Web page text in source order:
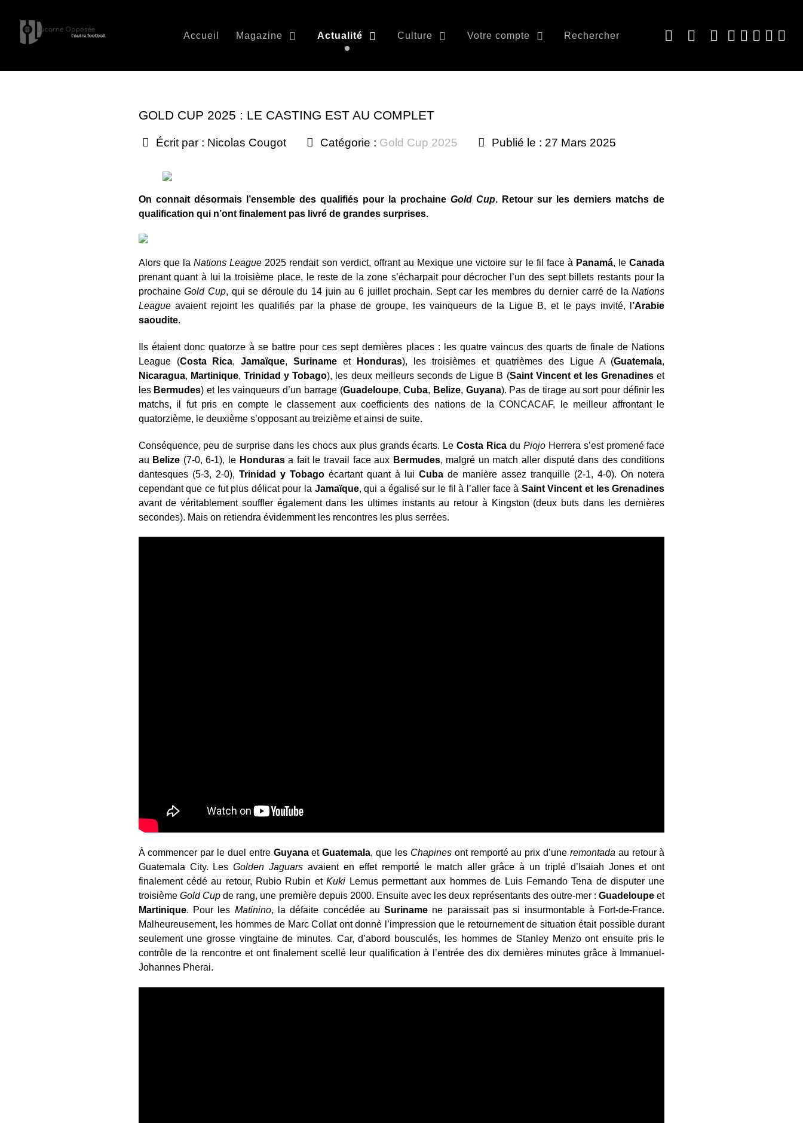
Accueil Magazine Actualité Culture Votre compte Rechercher
GOLD CUP 2025 : LE CASTING EST AU COMPLET
Écrit par : Nicolas Cougot Catégorie : Gold Cup 2025 Publié le : 27 Mars 2025
On connait désormais l’ensemble des qualifiés pour la prochaineGold Cup. Retour sur les derniers matchs de
qualification qui n’ont finalement pas livré de grandes surprises.
Alors que la Nations League 2025 rendait son verdict, offrant au Mexique une victoire sur le fil face à Panamá, leCanada
prenant quant à lui la troisième place, le reste de la zone s’écharpait pour décrocher l’un des sept billets restants pour la
prochaineGold Cup, qui se déroule du 14 juin au 6 juillet prochain. Sept car les membres du dernier carré de la Nations
Leagueavaient rejoint les qualifiés par la phase de groupe, les vainqueurs de la Ligue B, et le pays invité, l ’Arabie
saoudite.
Ils étaient donc quatorze à se battre pour ces sept dernières places : les quatre vaincus des quarts de finale de Nations
League (Costa Rica,Jamaïque,Suriname et Honduras), les troisièmes et quatrièmes des Ligue A (Guatemala,
Nicaragua, Martinique, Trinidad y Tobago), les deux meilleurs seconds de Ligue B (Saint Vincent et les Grenadines et
les Bermudes) et les vainqueurs d’un barrage (Guadeloupe,Cuba, Belize, Guyana). Pas de tirage au sort pour définir les
matchs, il fut pris en compte le classement aux coefficients des nations de la CONCACAF, le meilleur affrontant le
quatorzième, le deuxième s’opposant au treizième et ainsi de suite.
Conséquence, peu de surprise dans les chocs aux plus grands écarts. LeCosta Rica du PiojoHerrera s’est promené face
au Belize (7-0, 6-1), le Hondurasa fait le travail face aux Bermudes, malgré un match aller disputé dans des conditions
dantesques (5-3, 2-0), Trinidad y Tobago écartant quant à luiCuba de manière assez tranquille (2-1, 4-0). On notera
cependant que ce fut plus délicat pour la Jamaïque, qui a égalisé sur le fil à l’aller face à Saint Vincent et les Grenadines
avant de véritablement souffler également dans les ultimes instants au retour à Kingston (deux buts dans les dernières
secondes). Mais on retiendra évidemment les rencontres les plus serrées.
À commencer par le duel entre GuyanaetGuatemala, que les Chapinesont remporté au prix d’une remontada au retour à
Guatemala City. LesGolden Jaguars avaient en effet remporté le match aller grâce à un triplé d’Isaiah Jones et ont
finalement cédé au retour, Rubio Rubin etKuki Lemus permettant aux hommes de Luis Fernando Tena de disputer une
troisièmeGold Cupde rang, une première depuis 2000. Ensuite avec les deux représentants des outre-mer :Guadeloupe et
Martinique. Pour les Matinino, la défaite concédée auSuriname ne paraissait pas si insurmontable à Fort-de-France.
Malheureusement, les hommes de Marc Collat ont donné l’impression que le retournement de situation était possible durant
seulement une grosse vingtaine de minutes. Car, d’abord bousculés, les hommes de Stanley Menzo ont ensuite pris le
contrôle de la rencontre et ont finalement scellé leur qualification à l’entrée des dix dernières minutes grâce à Immanuel-
Johannes Pherai.